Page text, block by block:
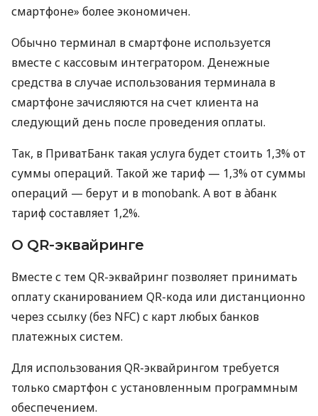
смартфоне» более экономичен.
Обычно терминал в смартфоне используется
вместе с кассовым интегратором. Денежные
средства в случае использования терминала в
смартфоне зачисляются на счет клиента на
следующий день после проведения оплаты.
Так, в ПриватБанк такая услуга будет стоить 1,3% от
суммы операций. Такой же тариф — 1,3% от суммы
операций — берут и в monobank. А вот в àбанк
тариф составляет 1,2%.
О QR-эквайринге
Вместе с тем QR-эквайринг позволяет принимать
оплату сканированием QR-кода или дистанционно
через ссылку (без NFC) с карт любых банков
платежных систем.
Для использования QR-эквайрингом требуется
только смартфон с установленным программным
обеспечением.